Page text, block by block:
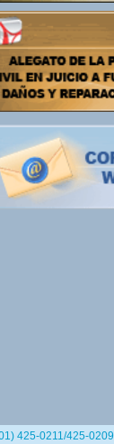
425-0211/425-0209